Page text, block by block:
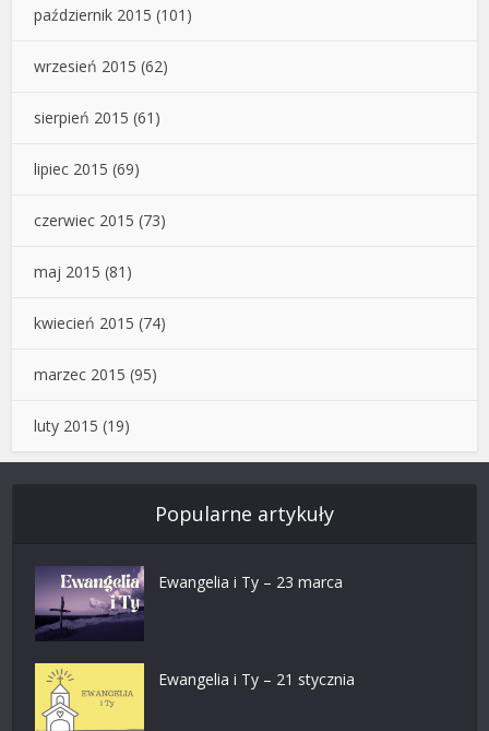
październik 2015 (101)
wrzesień 2015 (62)
sierpień 2015 (61)
lipiec 2015 (69)
czerwiec 2015 (73)
maj 2015 (81)
kwiecień 2015 (74)
marzec 2015 (95)
luty 2015 (19)
Popularne artykuły
Ewangelia i Ty – 23 marca
Ewangelia i Ty – 21 stycznia